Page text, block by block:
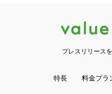
プレスリリース
特長 料金プラ